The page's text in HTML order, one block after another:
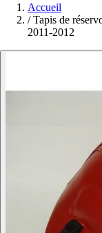
Accueil
/ Tapis de
2011-2012